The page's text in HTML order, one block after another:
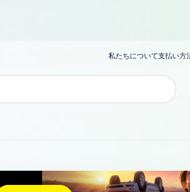
私たちについて支払い方